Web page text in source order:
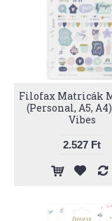
Filofax Matricák
(Personal, A5,
Vibes
2.527 Ft